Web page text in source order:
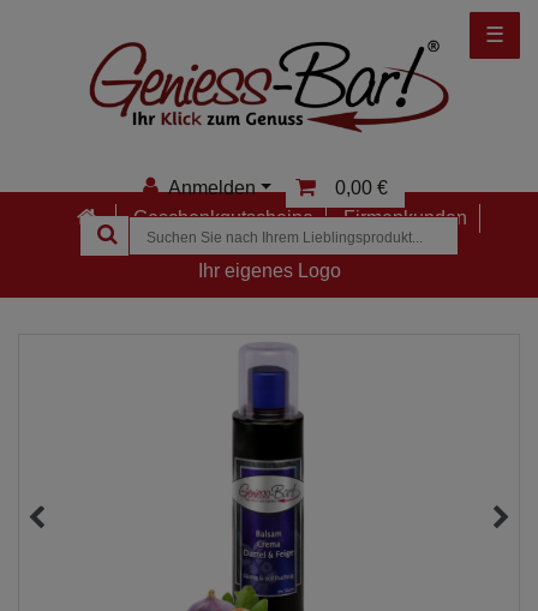
Anmelden
Anmelden
Merkzettel
0,00 €
Geschenkgutscheine
Firmenkunden
Ihr eigenes Logo
☰